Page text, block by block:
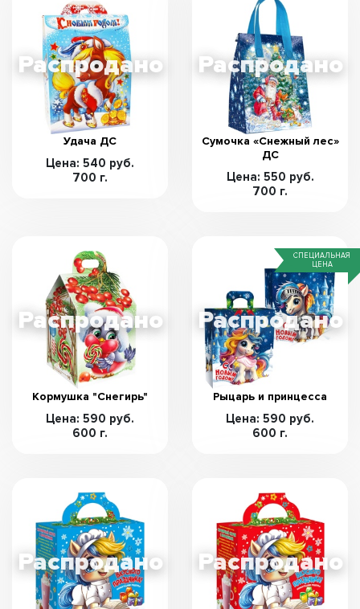
Удача ДС
Цена: 540 руб.
700 г.
Сумочка «Снежный лес»
ДС
Цена: 550 руб.
700 г.
Кормушка "Снегирь"
Цена: 590 руб.
600 г.
СПЕЦИАЛЬНАЯ
ЦЕНА
Рыцарь и принцесса
Цена: 590 руб.
600 г.